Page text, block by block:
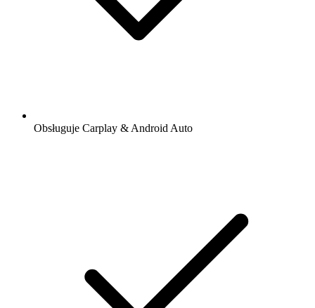
Obsługuje Carplay & Android Auto